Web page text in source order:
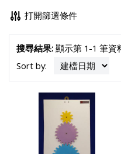
打開篩選條件
搜尋結果:顯示第 1-1 筆資
Sort by: